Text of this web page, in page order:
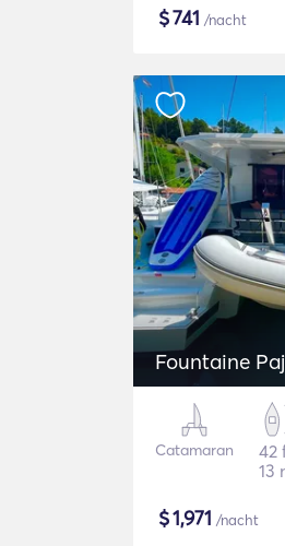
$741 /nacht
Fountaine
Catamaran
42
13
$1,971 /nacht